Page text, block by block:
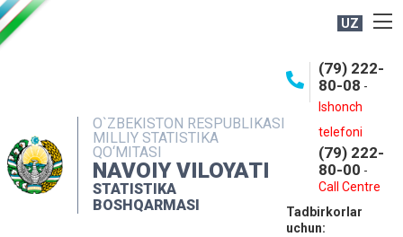
UZ
O`ZBEKISTON RESPUBLIKASI
MILLIY STATISTIKA
QO‘MITASI
NAVOIY VILOYATI
STATISTIKA
BOSHQARMASI
(79) 222-
80-08 -
Ishonch
telefoni
(79) 222-
80-00 -
Call Centre
Tadbirkorlar
uchun:
OCHIQ MA'LUMOTLAR
INTERAKTIV XIZMATLAR
MUROJAATLAR